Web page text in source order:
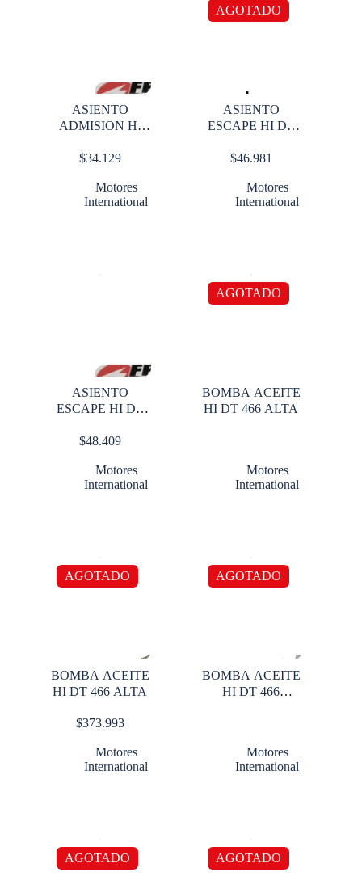
ASIENTO
ADMISION HI
$34.129
Motores
International
AGOTADO
ASIENTO
ESCAPE HI DT
$46.981
Motores
International
ASIENTO
ESCAPE HI DT
$48.409
Motores
International
AGOTADO
BOMBA ACEITE
HI DT 466 ALTA
Motores
International
AGOTADO
BOMBA ACEITE
HI DT 466 ALTA
$373.993
Motores
International
AGOTADO
BOMBA ACEITE
HI DT 466
Motores
International
AGOTADO AGOTADO